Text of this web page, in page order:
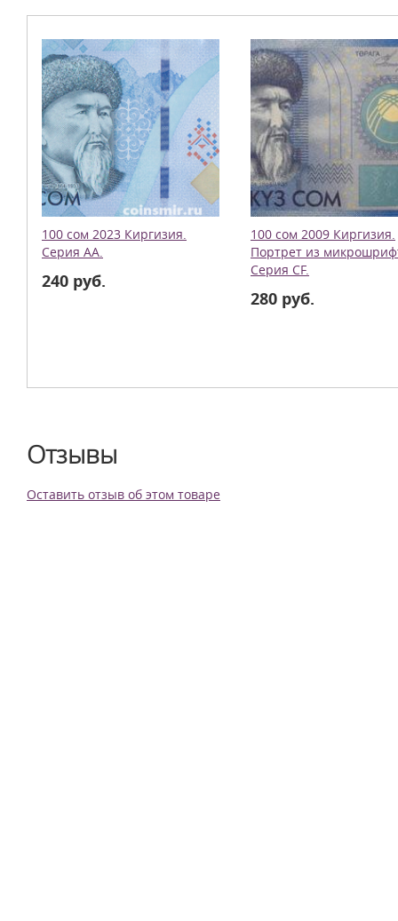
100 сом 2023 Киргизия.
Серия АА.
240 руб.
100 сом 2009 Киргизия.
Портрет из
Серия CF.
280 руб.
Отзывы
Оставить отзыв об этом товаре